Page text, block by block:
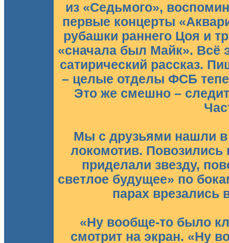
из «Седьмого»,
первые концерты
рубашки раннего Цоя и
«сначала был Майк». Всё
сатирический рассказ.
– целые отделы ФСБ
Это же смешно –
Мы с друзьями нашли
локомотив. Повозились
приделали звезду,
светлое будущее» по
парах врезались
«Ну вообще-то было
смотрит на экран. «Ну